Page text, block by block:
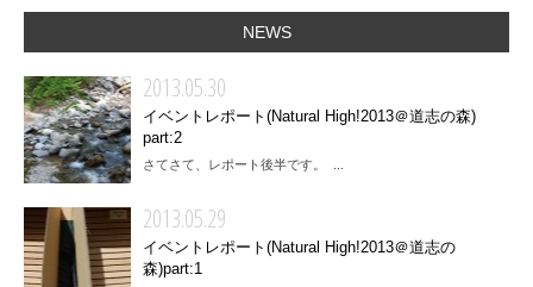
NEWS
2013.05.30
イベントレポート(Natural High!2013＠道志の森)
part:2
さてさて、レポート後半です。 ...
2013.05.29
イベントレポート(Natural High!2013＠道志の
森)part:1